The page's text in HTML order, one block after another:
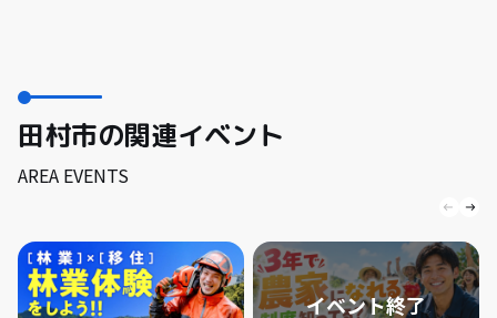
田村市の関連イベント
AREA EVENTS